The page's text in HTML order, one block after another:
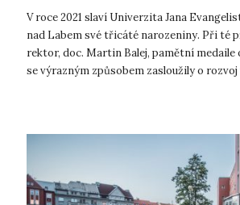
V roce 2021 slaví Univerzita Jana
nad Labem své třicáté narozeniny. Při té
rektor, doc. Martin Balej, pamětní
se výrazným způsobem zasloužily o